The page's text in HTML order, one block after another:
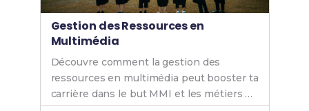
Gestion des Ressources en
Multimédia
Découvre comment la gestion des
ressources en multimédia peut booster ta
carrière dans le but MMI et les métiers de